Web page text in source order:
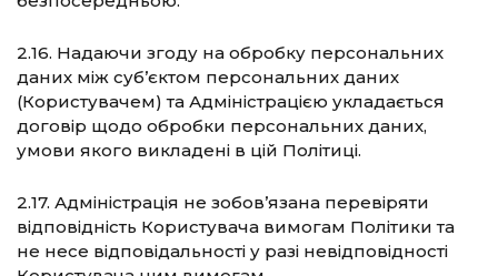
2.16. Надаючи згоду на обробку персональних
даних між суб’єктом персональних даних
(Користувачем) та Адміністрацією укладається
договір щодо обробки персональних даних,
умови якого викладені в цій Політиці.
2.17. Адміністрація не зобов’язана перевіряти
відповідність Користувача вимогам Політики та
не несе відповідальності у разі невідповідності